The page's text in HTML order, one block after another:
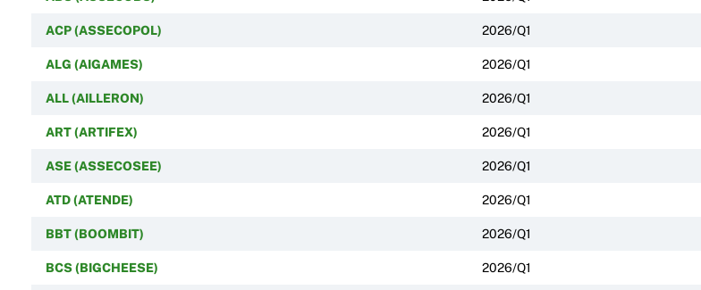
ACP (ASSECOPOL) 2026/Q1
ALG (AIGAMES) 2026/Q1
ALL (AILLERON) 2026/Q1
ART (ARTIFEX) 2026/Q1
ASE (ASSECOSEE) 2026/Q1
ATD (ATENDE) 2026/Q1
BBT (BOOMBIT) 2026/Q1
BCS (BIGCHEESE) 2026/Q1